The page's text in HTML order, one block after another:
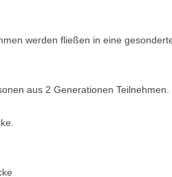
werden fließen in eine
aus 2 Generationen Teilnehmen.